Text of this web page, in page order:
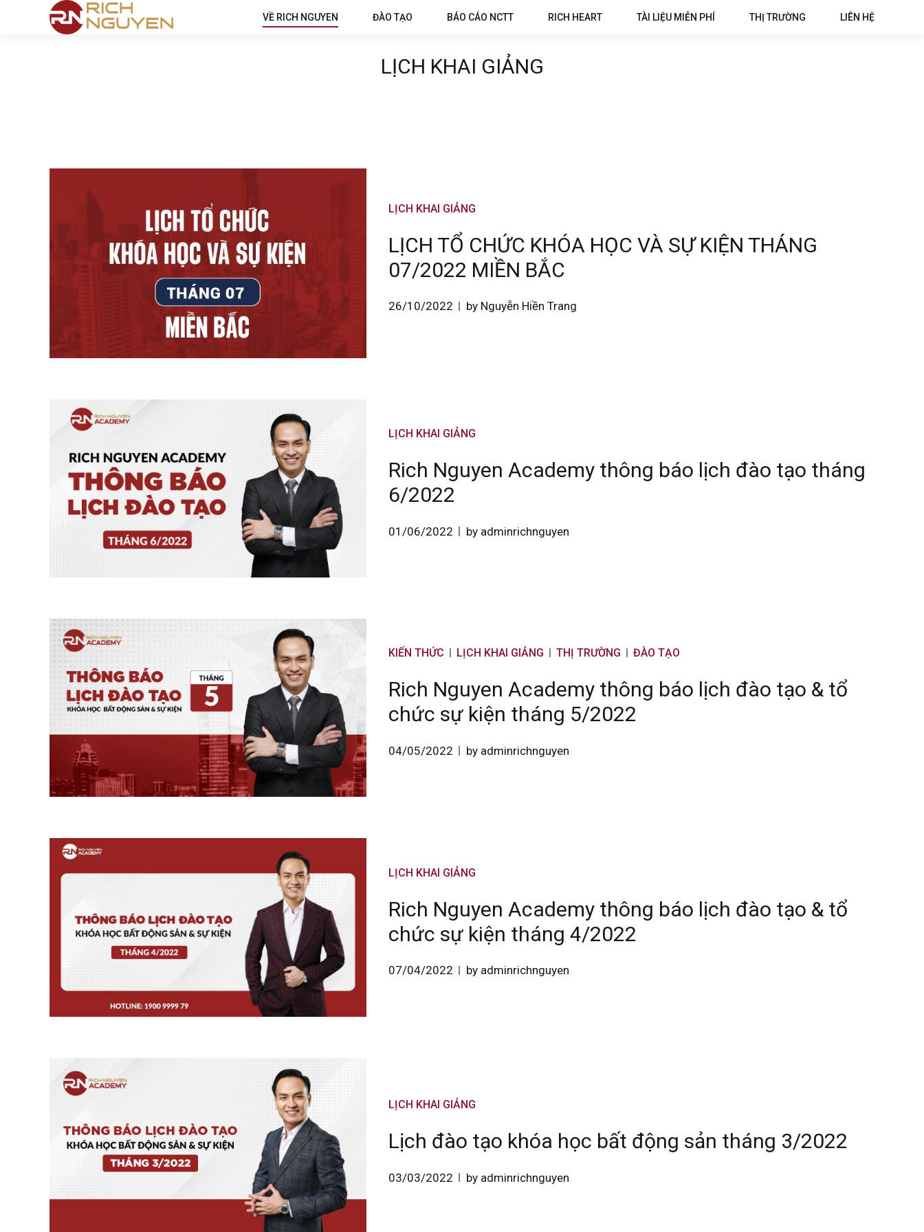
VỀ RICH NGUYEN ĐÀO TẠO BÁO CÁO NCTT RICH HEART TÀI LIỆU MIỄN PHÍ THỊ TRƯỜNG LIÊN HỆ
LỊCH KHAI GIẢNG
LỊCH KHAI GIẢNG
LỊCH TỔ CHỨC KHÓA HỌC VÀ SỰ KIỆN THÁNG
07/2022 MIỀN BẮC
26/10/2022 by Nguyễn Hiền Trang
LỊCH KHAI GIẢNG
Rich Nguyen Academy thông báo lịch đào tạo tháng
6/2022
01/06/2022 by adminrichnguyen
KIẾN THỨC LỊCH KHAI GIẢNG THỊ TRƯỜNG ĐÀO TẠO
Rich Nguyen Academy thông báo lịch đào tạo & tổ
chức sự kiện tháng 5/2022
04/05/2022 by adminrichnguyen
LỊCH KHAI GIẢNG
Rich Nguyen Academy thông báo lịch đào tạo & tổ
chức sự kiện tháng 4/2022
07/04/2022 by adminrichnguyen
LỊCH KHAI GIẢNG
Lịch đào tạo khóa học bất động sản tháng 3/2022
03/03/2022 by adminrichnguyen